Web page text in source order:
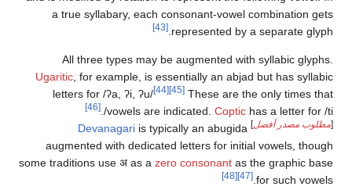
a true syllabary, each consonant-vowel combination gets
represented by a separate glyph.
[43]
All three types may be augmented with syllabic glyphs.
Ugaritic , for example, is essentially an abjad but has syllabic
letters for /ʔa, ʔi, ʔu/ [44] [45] These are the only times that
vowels are indicated. Coptic has a letter for /ti/
[46]
[مطلوب مصدر أفضل]
Devanagari is typically an abugida
augmented with dedicated letters for initial vowels, though
some traditions use अ as a zero consonant as the graphic base
for such vowels.
[47]
[48]